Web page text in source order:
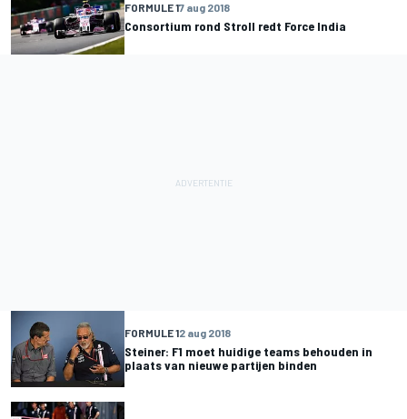
FORMULE 17 aug 2018
Consortium rond Stroll redt Force India
FORMULE 12 aug 2018
Steiner: F1 moet huidige teams behouden in
plaats van nieuwe partijen binden